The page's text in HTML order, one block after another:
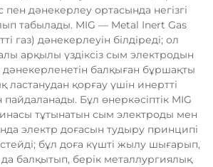
пен дәнекерлеу ортасында негізгі
табылады. MIG — Metal Inert Gas
газ) дәнекерлеуін білдіреді; ол
арқылы үздіксіз сым электродын
балқыған бұршақты
ластанудан қорғау үшін инертті
Бұл өнеркәсіптік MIG
тұтынатын сым электроды мен
электр доғасын тудыру принципі
бұл доға күшті жылу шығарып,
балқытып, берік металлургиялық